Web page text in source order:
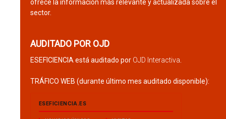
ofrece la información más relevante y actualizada sobre el
sector.
AUDITADO POR OJD
ESEFICIENCIA está auditado por OJD Interactiva
TRÁFICO WEB (durante último mes auditado disponible):